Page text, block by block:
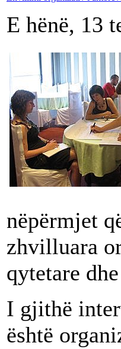
E hënë, 13
nëpërmjet
zhvilluara
qytetare
I gjithë
është